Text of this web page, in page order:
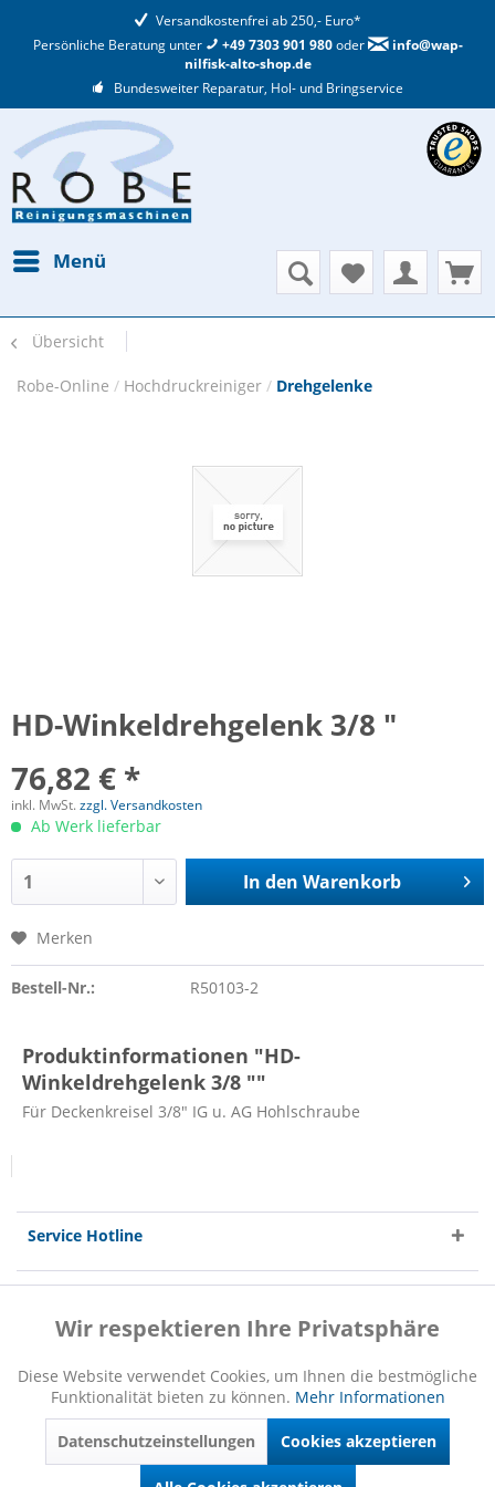
Versandkostenfrei ab 250,- Euro*
Persönliche Beratung unter
+49 7303 901 980oder
info@wap-
nilfisk-alto-shop.de
Bundesweiter Reparatur, Hol- und Bringservice
Menü
Übersicht
Robe-Online / Hochdruckreiniger / Drehgelenke
HD-Winkeldrehgelenk 3/8 "
76,82 € *
inkl. MwSt. zzgl. Versandkosten
Ab Werk lieferbar
In den Warenkorb
Merken
Bestell-Nr.: R50103-2
Produktinformationen "HD-
Winkeldrehgelenk 3/8 ""
Für Deckenkreisel 3/8" IG u. AG Hohlschraube
Service Hotline
* Alle Preise inkl. gesetzl. Mehrwertsteuer zzgl.
Funktionale Aktiv
Marketing Inaktiv
Tracking Inaktiv
Wir respektieren Ihre Privatsphäre
Diese Website verwendet Cookies, um Ihnen die bestmögliche
Funktionalität bieten zu können. Mehr Informationen
Datenschutzeinstellungen Cookies akzeptieren